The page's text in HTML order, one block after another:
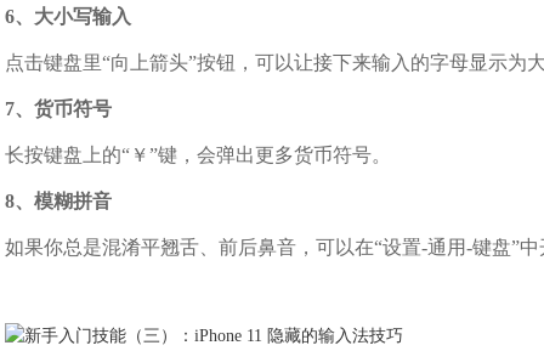
6、大小写输入
点击键盘里“向上箭头”按钮，可以让接下来输入的字母显示为
7、货币符号
长按键盘上的“￥”键，会弹出更多货币符号。
8、模糊拼音
如果你总是混淆平翘舌、前后鼻音，可以在“设置-通用-键盘”